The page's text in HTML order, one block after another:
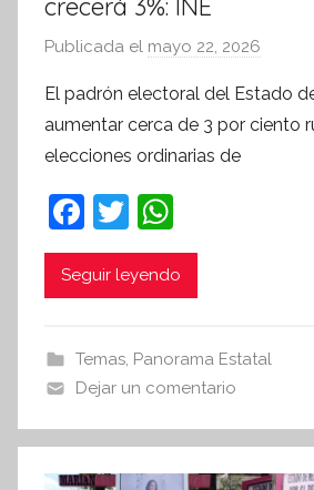
crecerá 3%: INE
Publicada el mayo 22, 2026
r
S
I
o
r
El padrón electoral del Estado
aumentar cerca de 3 por ciento
elecciones ordinarias de
F
a
c
b
o
o
k
T
w
itt
h
at
A
p
p
Seguir leyendo
Temas, Panorama Estatal
Dejar un comentario